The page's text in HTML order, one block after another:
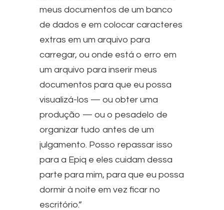
meus documentos de um banco
de dados e em colocar caracteres
extras em um arquivo para
carregar, ou onde está o erro em
um arquivo para inserir meus
documentos para que eu possa
visualizá-los — ou obter uma
produção — ou o pesadelo de
organizar tudo antes de um
julgamento. Posso repassar isso
para a Epiq e eles cuidam dessa
parte para mim, para que eu possa
dormir à noite em vez ficar no
escritório.”